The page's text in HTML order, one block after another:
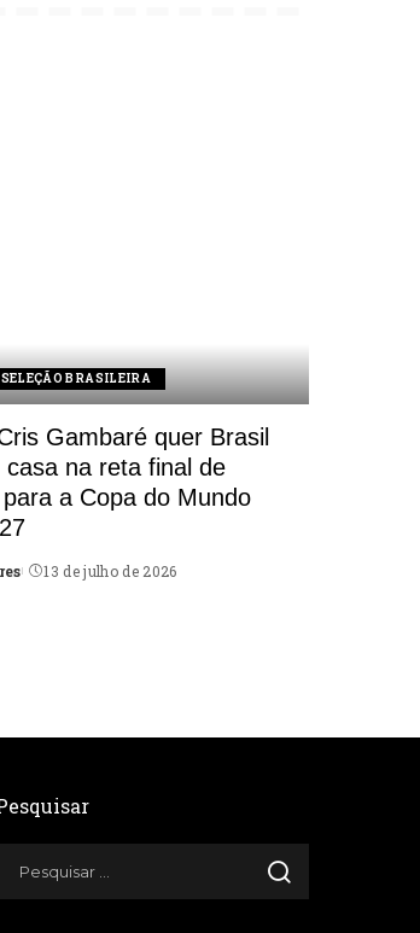
SELEÇÃO BRASILEIRA
Gambaré quer Brasil
casa na reta final de
a Copa do Mundo
13 de julho de 2026